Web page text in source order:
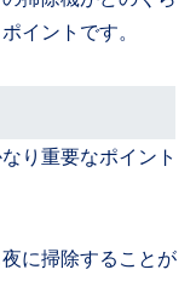
イントです。
なり重要なポイント
に掃除することが